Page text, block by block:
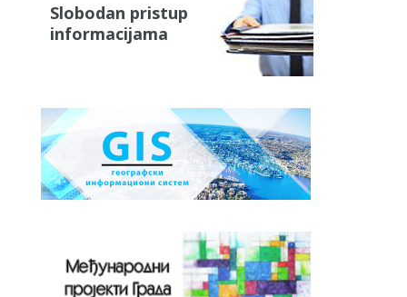
Slobodan pristup
informacijama